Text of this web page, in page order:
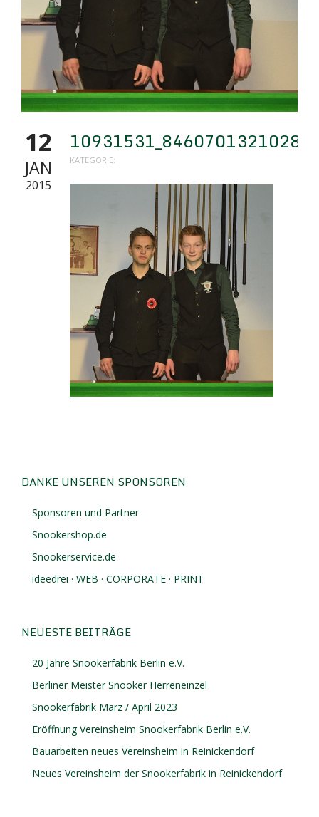
12
JAN
2015
KATEGORIE:
DANKE UNSEREN SPONSOREN
Sponsoren und Partner
Snookershop.de
Snookerservice.de
ideedrei · WEB · CORPORATE · PRINT
NEUESTE BEITRÄGE
20 Jahre Snookerfabrik Berlin e.V.
Berliner Meister Snooker Herreneinzel
Snookerfabrik März / April 2023
Eröffnung Vereinsheim Snookerfabrik Berlin e.V.
Bauarbeiten neues Vereinsheim in Reinickendorf
Neues Vereinsheim der Snookerfabrik in Reinickendorf